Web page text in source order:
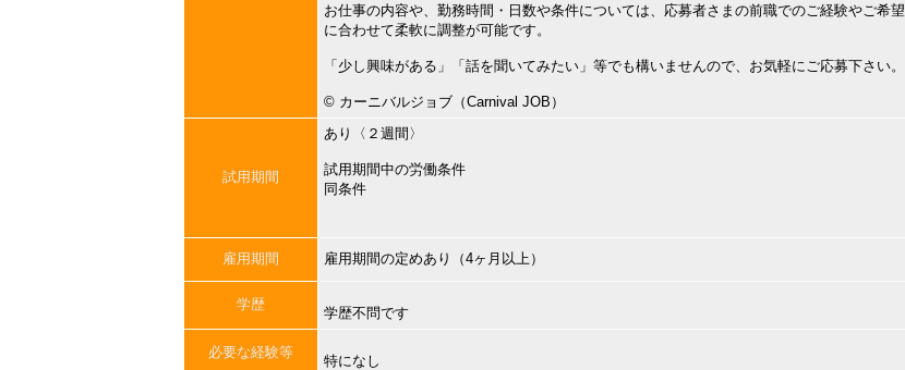
お仕事の内容や、勤務時間・日数や条件については、応募者さまの前職でのご経験やご希望
に合わせて柔軟に調整が可能です。
「少し興味がある」「話を聞いてみたい」等でも構いませんので、お気軽にご応募下さい。
©︎ カーニバルジョブ（Carnival JOB）
試用期間
あり〈２週間〉
試用期間中の労働条件
同条件
雇用期間 雇用期間の定めあり（4ヶ月以上）
学歴
学歴不問です
必要な経験等
特になし